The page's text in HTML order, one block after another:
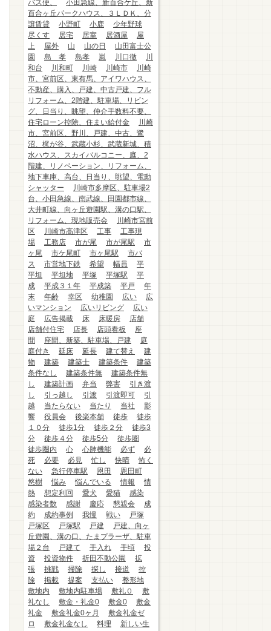
バス便、
小田急線、新百合ケ丘、新
百合ヶ丘パークハウス、３ＬＤＫ、分
譲賃貸
小野町 小鹿
少年野球
尽くす
居宅 居室 居酒屋
屋
上
屋外 山 山の日
山田富士公
園
島 孝 島孝 嵐 川口徹
川
和台
川和町 川崎 川崎市
川崎
市、宮前区、東有馬、アイワハウス、
不動産、購入、戸建、中古戸建、フル
リフォーム、2階建、駐車場、リビン
グ、日当り、眺望、仲介手数料不要、
住宅ローン控除、住まい給付金
川崎
市、宮前区、野川、戸建、中古、鷺
沼、梶が谷、武蔵小杉、武蔵新城、積
水ハウス、スカイバルコニー、庭、2
階建、リノベーション、リフォーム、
地下車庫、高台、日当り、眺望、電動
シャッター
川崎市多摩区、駐車場2
台、小田急線、南武線、田園都市線、
大井町線、向ヶ丘遊園駅、溝の口駅、
リフォーム、現地販売会
川崎市宮前
区
川崎市高津区 工事
工事現
場
工務店 市が尾 市が尾駅
市
ヶ尾
市ケ尾町 市ヶ尾駅
市バ
ス
市営地下鉄 希望 幅員
平
平坦
平坦地 平塚 平塚駅
平
成
平成３１年 平成築 平戸
年
末
年齢 幸区 幼稚園 広い
広
いマンション
広いリビング
広い
庭
広告掲載 床 床暖房
店舗
店舗付住宅
店長 店頭看板
座
間
座間、新築、駐車場、戸建
庭
庭付き
延床 延長 建て替え
建
物
建築 建築士 建築条件
建築
条件なし
建築条件無
建築条件無
し
建築計画 弁当 弊害
引き渡
し
引っ越し 引渡 引渡即可
引
越
当たらない 当たり 当社
影
響
役員会 後楽本舗 徒歩
徒歩
１０分
徒歩1分 徒歩２分
徒歩3
分
徒歩４分 徒歩5分
徒歩圏
徒歩圏内
心 心肺機能 必ず
必
死
必要 必見 忙し 快晴
怖く
ない
急行停車駅 恩田
恩田町
悠樹
悩み 悩んでいる 情報
情
熱
想定利回 愛犬 愛猫
感染
感染者数
感謝 慶応 懇親会
成
約
成約事例 我慢 戦い
戸塚
戸塚区
戸塚駅 戸建
戸建、向ヶ
丘遊園、溝の口、たまプラーザ、駐車
場２台
戸建て 手入れ 手頃
投
資
投資物件 折田不動公園
拡
張
挑戦 掃除 探し 接道
控
除
掲載 提案 支払い
整形地
敷地内
敷地内駐車場 敷礼０
敷
礼なし
敷金・礼金0 敷金0
敷金
礼金
敷金礼金0ヶ月
敷金礼金ゼ
ロ
敷金礼金なし 料理
新しい生